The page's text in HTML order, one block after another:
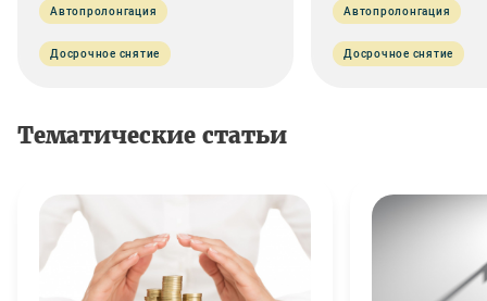
Автопролонгация
Досрочное снятие
Автопролонгация
Досрочное снятие
Тематические статьи